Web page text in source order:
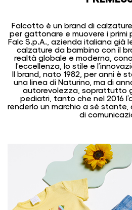
Falcotto è un brand di
per gattonare e muovere i primi
Falc S.p.A., azienda italiana già
calzature da bambino con il
realtà globale e moderna,
l’eccellenza, lo stile e
Il brand, nato 1982, per anni è
una linea di Naturino, ma di
autorevolezza, soprattutto
pediatri, tanto che nel 2016
renderlo un marchio a sé
di